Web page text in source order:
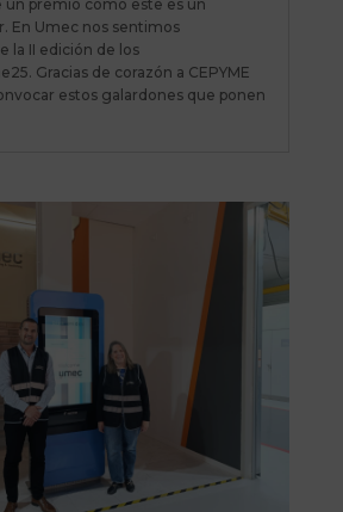
un premio como este es un
En Umec nos sentimos
la II edición de los
Gracias de corazón a CEPYME
estos galardones que ponen